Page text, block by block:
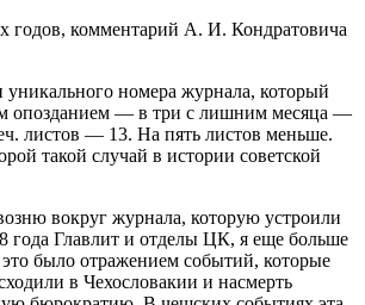
годов, комментарий А. И. Кондратовича
уникального номера журнала, который
опозданием — в три с лишним месяца —
листов — 13. На пять листов меньше.
такой случай в истории советской
вокруг журнала, которую устроили
года Главлит и отделы ЦК, я еще больше
было отражением событий, которые
в Чехословакии и насмерть